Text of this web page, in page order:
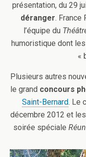
présentation, du 29
déranger. France
l’équipe du
humoristique dont
«
Plusieurs autres
le grand concours
Saint-Bernard. Le
décembre 2012 et
soirée spéciale